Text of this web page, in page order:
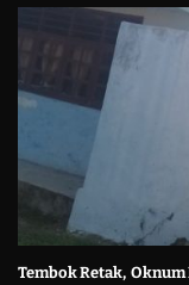
Tembok Retak, Oknum